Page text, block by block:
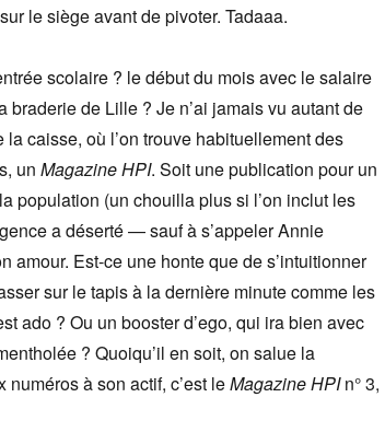
le siège avant de pivoter. Tadaaa.
scolaire ? le début du mois avec le salaire
de Lille ? Je n’ai jamais vu autant de
caisse, où l’on trouve habituellement des
un Magazine HPI. Soit une publication pour un
population (un chouilla plus si l’on inclut les
a déserté — sauf à s’appeler Annie
amour. Est-ce une honte que de s’intuitionner
sur le tapis à la dernière minute comme les
ado ? Ou un booster d’ego, qui ira bien avec
? Quoiqu’il en soit, on salue la
à son actif, c’est leMagazine HPIn° 3,